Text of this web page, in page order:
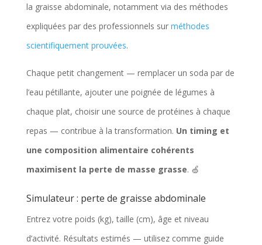
la graisse abdominale, notamment via des méthodes
expliquées par des professionnels sur méthodes
scientifiquement prouvées.
Chaque petit changement — remplacer un soda par de
l’eau pétillante, ajouter une poignée de légumes à
chaque plat, choisir une source de protéines à chaque
repas — contribue à la transformation. Un timing et
une composition alimentaire cohérents
maximisent la perte de masse grasse. 🍏
Simulateur : perte de graisse abdominale
Entrez votre poids (kg), taille (cm), âge et niveau
d’activité. Résultats estimés — utilisez comme guide